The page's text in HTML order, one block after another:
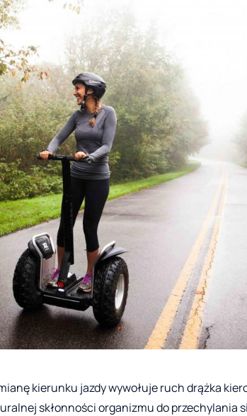
kierunku jazdy wywołuje ruch drążka
skłonności organizmu do przechylania